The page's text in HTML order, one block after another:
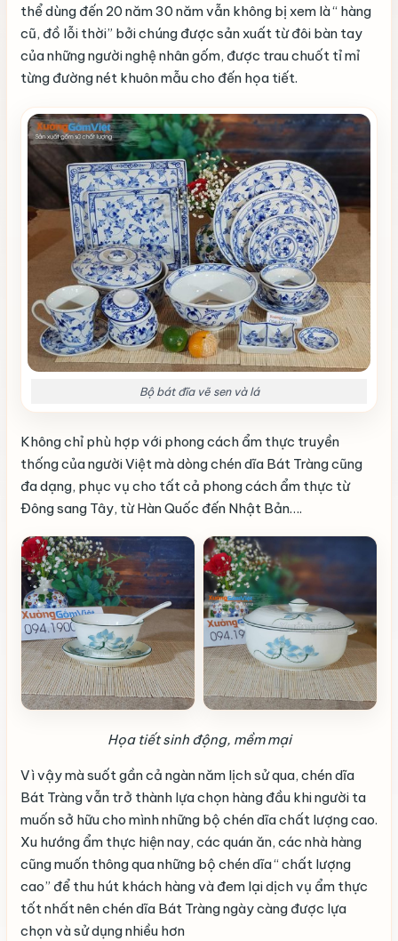
thể dùng đến 20 năm 30 năm vẫn không bị xem là “ hàng
cũ, đồ lỗi thời” bởi chúng được sản xuất từ đôi bàn tay
của những người nghệ nhân gốm, được trau chuốt tỉ mỉ
từng đường nét khuôn mẫu cho đến họa tiết.
Bộ bát đĩa vẽ sen và lá
Không chỉ phù hợp với phong cách ẩm thực truyền
thống của người Việt mà dòng chén dĩa Bát Tràng cũng
đa dạng, phục vụ cho tất cả phong cách ẩm thực từ
Đông sang Tây, từ Hàn Quốc đến Nhật Bản….
Họa tiết sinh động, mềm mại
Vì vậy mà suốt gần cả ngàn năm lịch sử qua, chén dĩa
Bát Tràng vẫn trở thành lựa chọn hàng đầu khi người ta
muốn sở hữu cho mình những bộ chén dĩa chất lượng cao.
Xu hướng ẩm thực hiện nay, các quán ăn, các nhà hàng
cũng muốn thông qua những bộ chén dĩa “ chất lượng
cao” để thu hút khách hàng và đem lại dịch vụ ẩm thực
tốt nhất nên chén dĩa Bát Tràng ngày càng được lựa
chọn và sử dụng nhiều hơn